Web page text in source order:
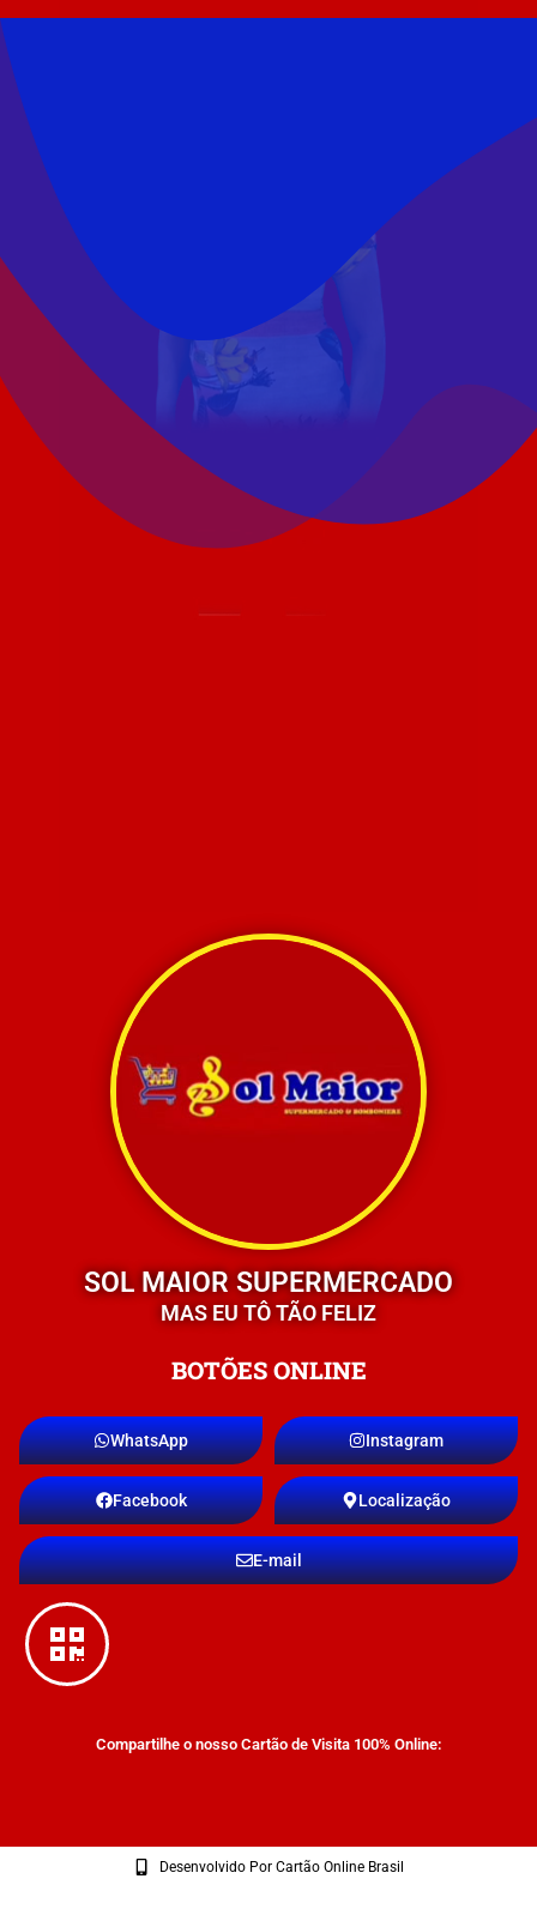
SOL MAIOR SUPERMERCADO
MAS EU TÔ TÃO FELIZ
BOTÕES ONLINE
WhatsApp Instagram
Facebook Localização
E-mail
Compartilhe o nosso Cartão de Visita 100% Online:
Desenvolvido Por Cartão Online Brasil